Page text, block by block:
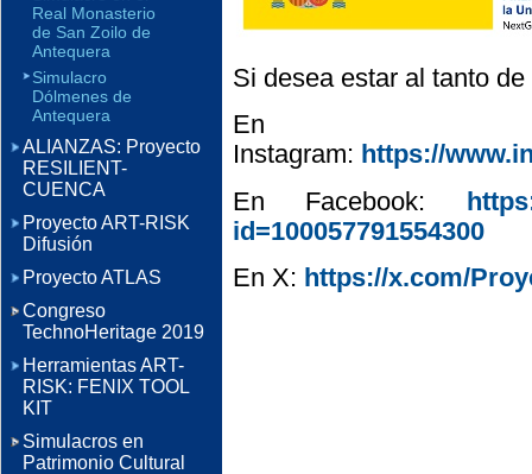
Si desea estar al tanto
En
Instagram: https://
En Facebook:
id=100057791554300
En X: https://x.com/
Real Monasterio
de San Zoilo de
Antequera
Simulacro
Dólmenes de
Antequera
ALIANZAS: Proyecto
RESILIENT-
CUENCA
Proyecto ART-RISK
Difusión
Proyecto ATLAS
Congreso
TechnoHeritage 2019
Herramientas ART-
RISK: FENIX TOOL
KIT
Simulacros en
Patrimonio Cultural